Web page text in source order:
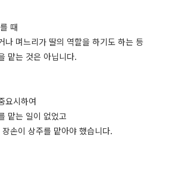
때
나 며느리가 딸의 역할을 하기도 하는 등
맡는 것은 아닙니다.
요시하여
맡는 일이 없었고
손이 상주를 맡아야 했습니다.